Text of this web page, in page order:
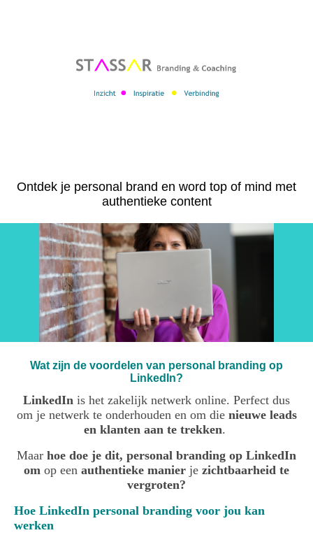
Ontdek je personal brand en word top of mind met
authentieke content
Wat zijn de voordelen van personal branding op
LinkedIn?
LinkedIn is het zakelijk netwerk online. Perfect dus
om je netwerk te onderhouden en om die nieuwe leads
en klanten aan te trekken.
Maar hoe doe je dit, personal branding op LinkedIn
om op een authentieke manier je zichtbaarheid te
vergroten?
Hoe LinkedIn personal branding voor jou kan
werken